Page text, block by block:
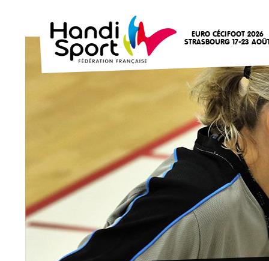
EURO CÉCIFOOT 2026
STRASBOURG 17-23